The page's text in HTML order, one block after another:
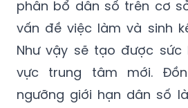
áp lực dân số cho nội đô.
“Một nội dung rất mới nữa
phân bổ dân số trên cơ
vấn đề việc làm và sinh
Như vậy sẽ tạo được